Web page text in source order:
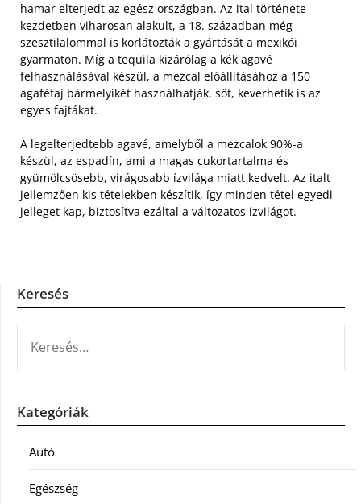
hamar elterjedt az egész országban. Az ital története
kezdetben viharosan alakult, a 18. században még
szesztilalommal is korlátozták a gyártását a mexikói
gyarmaton. Míg a tequila kizárólag a kék agavé
felhasználásával készül, a mezcal előállításához a 150
agaféfaj bármelyikét használhatják, sőt, keverhetik is az
egyes fajtákat.
A legelterjedtebb agavé, amelyből a mezcalok 90%-a
készül, az espadín, ami a magas cukortartalma és
gyümölcsösebb, virágosabb ízvilága miatt kedvelt. Az italt
jellemzően kis tételekben készítik, így minden tétel egyedi
jelleget kap, biztosítva ezáltal a változatos ízvilágot.
Keresés
Kategóriák
Autó
Egészség